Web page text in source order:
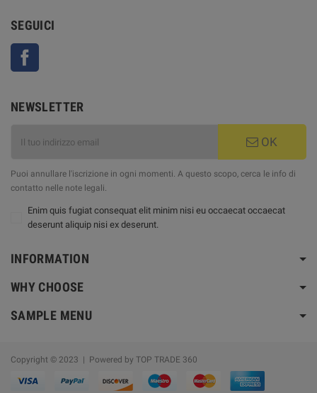
SEGUICI
NEWSLETTER
OK
Puoi annullare l'iscrizione in ogni momenti. A questo scopo, cerca le info di
contatto nelle note legali.
Enim quis fugiat consequat elit minim nisi eu occaecat occaecat
deserunt aliquip nisi ex deserunt.
INFORMATION
WHY CHOOSE
SAMPLE MENU
Copyright © 2023 | Powered by TOP TRADE 360